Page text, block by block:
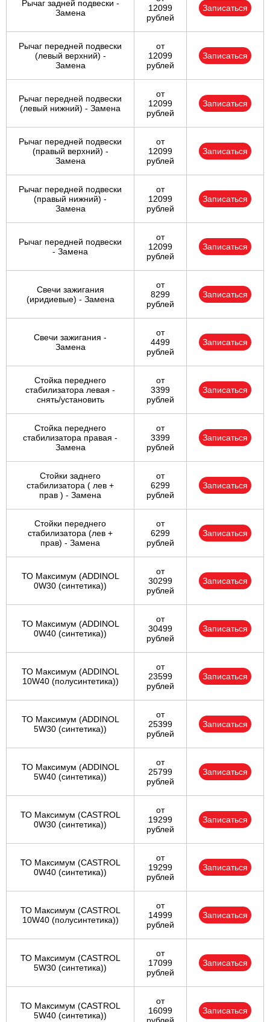
Рычаг задней подвески -
Замена
12099
рублей
Записаться
Рычаг передней подвески
(левый верхний) -
Замена
от
12099
рублей
Записаться
Рычаг передней подвески
(левый нижний) - Замена
от
12099
рублей
Записаться
Рычаг передней подвески
(правый верхний) -
Замена
от
12099
рублей
Записаться
Рычаг передней подвески
(правый нижний) -
Замена
от
12099
рублей
Записаться
Рычаг передней подвески
- Замена
от
12099
рублей
Записаться
Свечи зажигания
(иридиевые) - Замена
от
8299
рублей
Записаться
Свечи зажигания -
Замена
от
4499
рублей
Записаться
Стойка переднего
стабилизатора левая -
снять/установить
от
3399
рублей
Записаться
Стойка переднего
стабилизатора правая -
Замена
от
3399
рублей
Записаться
Стойки заднего
стабилизатора ( лев +
прав ) - Замена
от
6299
рублей
Записаться
Стойки переднего
стабилизатора (лев +
прав) - Замена
от
6299
рублей
Записаться
ТО Максимум (ADDINOL
0W30 (синтетика))
от
30299
рублей
Записаться
ТО Максимум (ADDINOL
0W40 (синтетика))
от
30499
рублей
Записаться
ТО Максимум (ADDINOL
10W40 (полусинтетика))
от
23599
рублей
Записаться
ТО Максимум (ADDINOL
5W30 (синтетика))
от
25399
рублей
Записаться
ТО Максимум (ADDINOL
5W40 (синтетика))
от
25799
рублей
Записаться
ТО Максимум (CASTROL
0W30 (синтетика))
от
19299
рублей
Записаться
ТО Максимум (CASTROL
0W40 (синтетика))
от
19299
рублей
Записаться
ТО Максимум (CASTROL
10W40 (полусинтетика))
от
14999
рублей
Записаться
ТО Максимум (CASTROL
5W30 (синтетика))
от
17099
рублей
Записаться
ТО Максимум (CASTROL
5W40 (синтетика))
от
16099
Записаться